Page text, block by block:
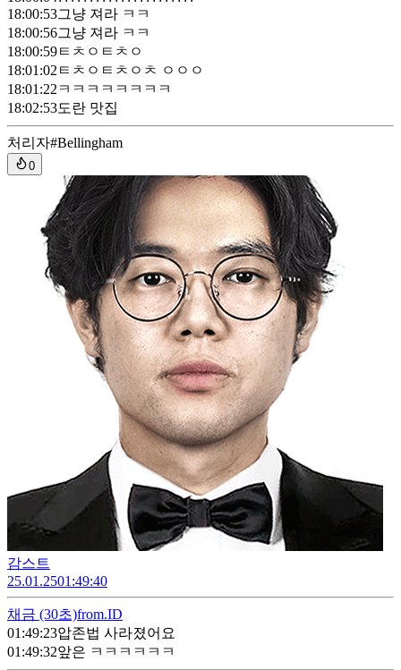
18:00:53그냥 져라 ㅋㅋ
18:00:56그냥 져라 ㅋㅋ
18:00:59ㅌㅊㅇㅌㅊㅇ
18:01:02 ㅌㅊㅇㅌㅊㅇㅊ ㅇㅇㅇ
18:01:22 ㅋㅋㅋㅋㅋㅋㅋㅋ
18:02:53도란 맛집
처리자#Bellingham
0
감스트
25.01.2501:49:40
채금 (30초)from.ID
01:49:23압존법 사라졌어요
01:49:32앞은 ㅋㅋㅋㅋㅋㅋ